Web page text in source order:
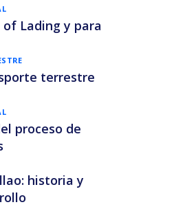
of Lading y para
terrestre
proceso de
historia y